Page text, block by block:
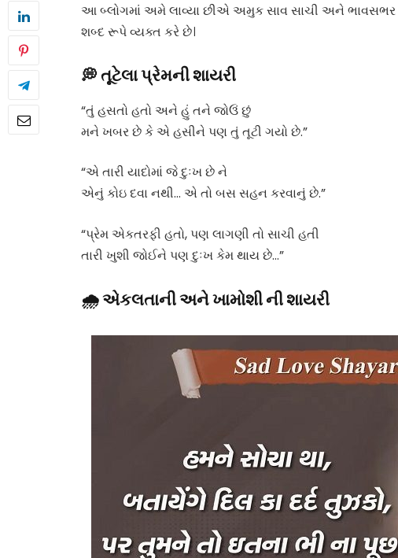
આ બ્લોગમાં અમે લાવ્યા છીએ અમુક સાવ સાચી અને ભાવસભર
શબ્દ રૂપે વ્યક્ત કરે છે।
💭 તૂટેલા પ્રેમની શાયરી
“તું હસતો હતો અને હું તને જોઉં છું
મને ખબર છે કે એ હસીને પણ તું તૂટી ગયો છે.”
“એ તારી યાદોમાં જે દુઃખ છે ને
એનું કોઇ દવા નથી… એ તો બસ સહન કરવાનું છે.”
“પ્રેમ એકતરફી હતો, પણ લાગણી તો સાચી હતી
તારી ખુશી જોઈને પણ દુઃખ કેમ થાય છે…”
🌧️ એકલતાની અને ખામોશી ની શાયરી